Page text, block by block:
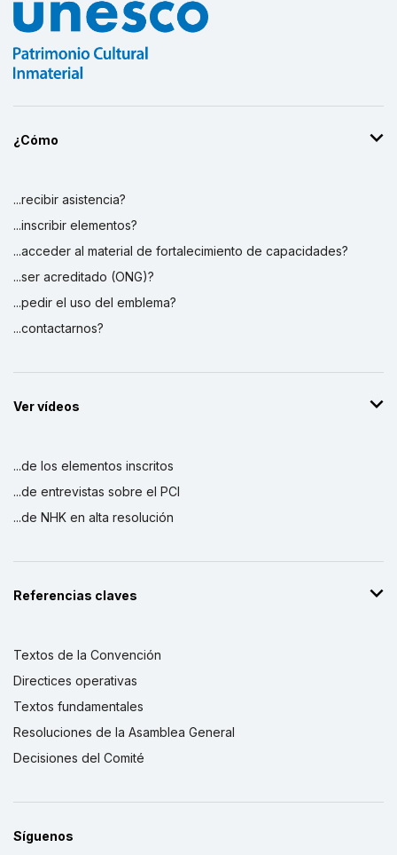
¿Cómo
...recibir asistencia?
...inscribir elementos?
...acceder al material de fortalecimiento de capacidades?
...ser acreditado (ONG)?
...pedir el uso del emblema?
...contactarnos?
Ver vídeos
...de los elementos inscritos
...de entrevistas sobre el PCI
...de NHK en alta resolución
Referencias claves
Textos de la Convención
Directices operativas
Textos fundamentales
Resoluciones de la Asamblea General
Decisiones del Comité
Síguenos